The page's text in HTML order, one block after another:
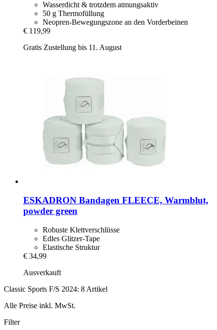
Wasserdicht & trotzdem atmungsaktiv
50 g Thermofüllung
Neopren-Bewegungszone an den Vorderbeinen
€ 119,99
Gratis Zustellung bis 11. August
ESKADRON Bandagen FLEECE, Warmblut,
powder green
Robuste Klettverschlüsse
Edles Glitzer-Tape
Elastische Struktur
€ 34,99
Ausverkauft
Classic Sports F/S 2024: 8 Artikel
Alle Preise inkl. MwSt.
Filter